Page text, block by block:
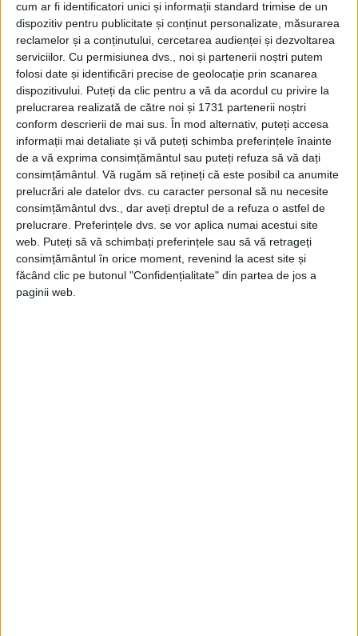
cum ar fi identificatori unici și informații standard trimise de un
dispozitiv pentru publicitate și conținut personalizate, măsurarea
reclamelor și a conținutului, cercetarea audienței și dezvoltarea
serviciilor. Cu permisiunea dvs., noi și partenerii noștri putem
folosi date și identificări precise de geolocație prin scanarea
dispozitivului. Puteți da clic pentru a vă da acordul cu privire la
prelucrarea realizată de către noi și 1731 partenerii noștri
conform descrierii de mai sus. În mod alternativ, puteți accesa
informații mai detaliate și vă puteți schimba preferințele înainte
de a vă exprima consimțământul sau puteți refuza să vă dați
consimțământul. Vă rugăm să rețineți că este posibil ca anumite
prelucrări ale datelor dvs. cu caracter personal să nu necesite
consimțământul dvs., dar aveți dreptul de a refuza o astfel de
prelucrare. Preferințele dvs. se vor aplica numai acestui site
web. Puteți să vă schimbați preferințele sau să vă retrageți
consimțământul în orice moment, revenind la acest site și
făcând clic pe butonul "Confidențialitate" din partea de jos a
paginii web.
ETICHETE:
PUBLICAT IN CATEGORIILE: MARTIE 2026
DISTRIBUIE ȘTIREA:
FACEBOOK
TWITTER
DACĂ VA PLAC MATERIALELE PUBLICATE, VA INVITĂM SĂ NE URMĂRIȚI
ȘI PE PAGINA NOASTRĂ DE FACEBOOK
RECOMANDARI PENTRU TINE
Istoria sloturilor: de la primele aparate
la sloturile online
Istoria dezvoltării cazinourilor în